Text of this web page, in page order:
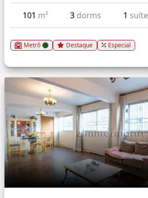
101 m² 3 dorms 1 suíte
Metrô Destaque Especial